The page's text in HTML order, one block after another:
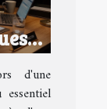
d'une